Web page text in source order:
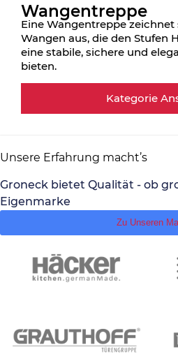
Wangentreppe
Eine Wangentreppe
Wangen aus, die den Stufen
eine stabile, sichere und
bieten.
Kategorie
Unsere Erfahrung macht’s
Groneck bietet Qualität - ob
Eigenmarke
Zu Unseren